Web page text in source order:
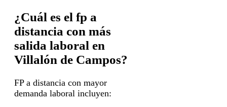
¿Cuál es el fp a
distancia con más
salida laboral en
Villalón de Campos?
FP a distancia con mayor
demanda laboral incluyen: